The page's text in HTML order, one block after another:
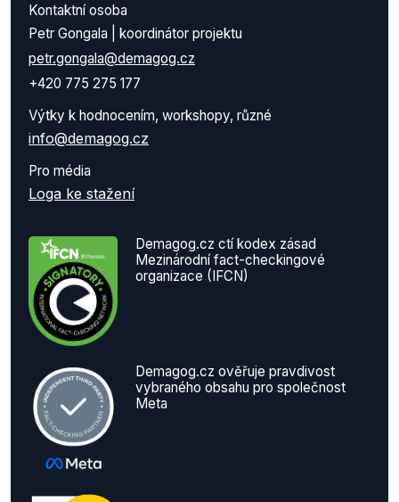
Kontaktní osoba
Petr Gongala | koordinátor projektu
petr.gongala@demagog.cz
+420 775 275 177
Výtky k hodnocením, workshopy, různé
info@demagog.cz
Pro média
Loga ke stažení
Demagog.cz ctí kodex zásad
Mezinárodní fact-checkingové
organizace (IFCN)
Demagog.cz ověřuje pravdivost
vybraného obsahu pro společnost
Meta